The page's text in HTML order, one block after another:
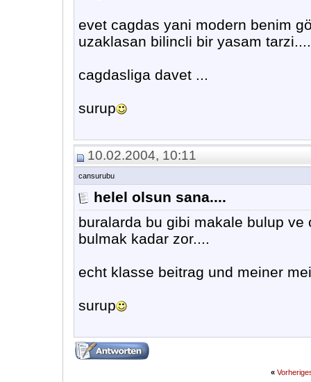
evet cagdas yani modern benim
uzaklasan bilincli bir yasam tarzi....
cagdasliga davet ...
surup
10.02.2004, 10:11
cansurubu
helel olsun sana....
buralarda bu gibi makale bulup
bulmak kadar zor....
echt klasse beitrag und meiner
surup
«